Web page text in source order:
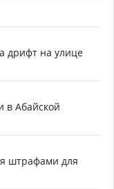
дрифт на улице
в Абайской
штрафами для